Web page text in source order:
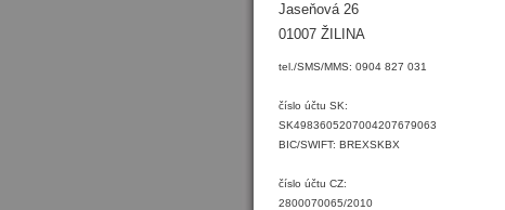
Jaseňová 26
01007 ŽILINA
tel./SMS/MMS: 0904 827 031
číslo účtu SK:
SK4983605207004207679063
BIC/SWIFT: BREXSKBX
číslo účtu CZ:
2800070065/2010